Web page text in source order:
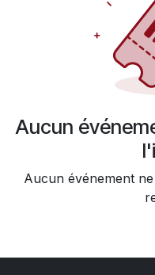
Aucun
Aucun événement